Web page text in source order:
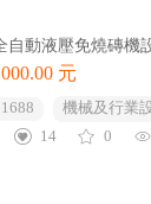
自動液壓免燒磚機
元
1688 機械及行業
14
0